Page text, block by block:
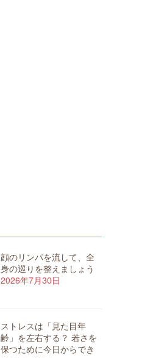
顔のリンパを流して、全
身の巡りを整えましょう
2026年7月30日
ストレスは「見た目年
齢」を左右する？ 若さを
保つために今日からでき